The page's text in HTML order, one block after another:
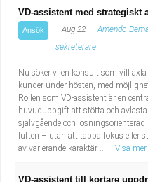
VD-assistent med strategiskt
Ansök Aug 22 Amendo
sekreterare
Nu söker vi en konsult som vill
kunder under hösten, med
Rollen som VD-assistent är en
huvuduppgift att stötta och
självgående och
luften – utan att tappa fokus eller
av varierande karaktär ...
Visa mer
VD-assistent till kortare